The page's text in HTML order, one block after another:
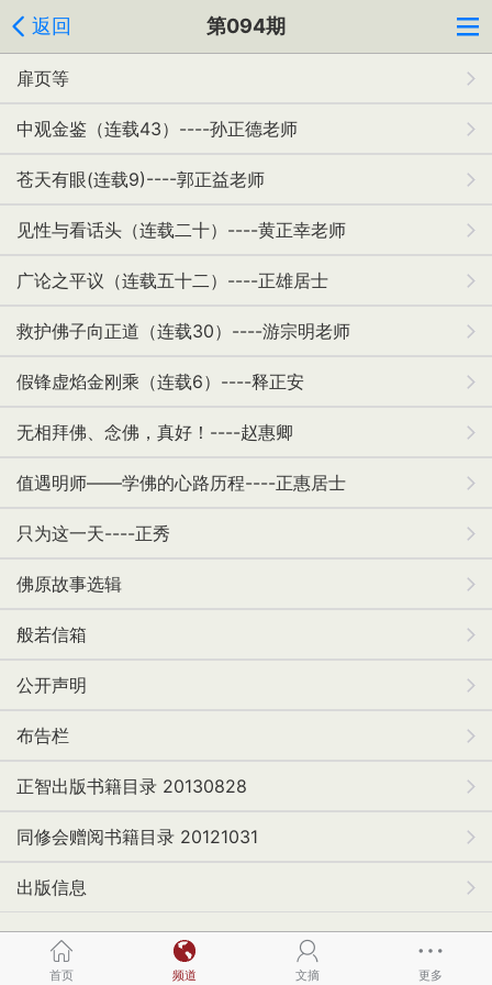
返回 第094期
扉页等
中观金鉴（连载43）----孙正德老师
苍天有眼(连载9)----郭正益老师
见性与看话头（连载二十）----黄正幸老师
广论之平议（连载五十二）----正雄居士
救护佛子向正道（连载30）----游宗明老师
假锋虚焰金刚乘（连载6）----释正安
无相拜佛、念佛，真好！----赵惠卿
值遇明师——学佛的心路历程----正惠居士
只为这一天----正秀
佛原故事选辑
般若信箱
公开声明
布告栏
正智出版书籍目录 20130828
同修会赠阅书籍目录 20121031
出版信息
首页 频道 文摘 更多